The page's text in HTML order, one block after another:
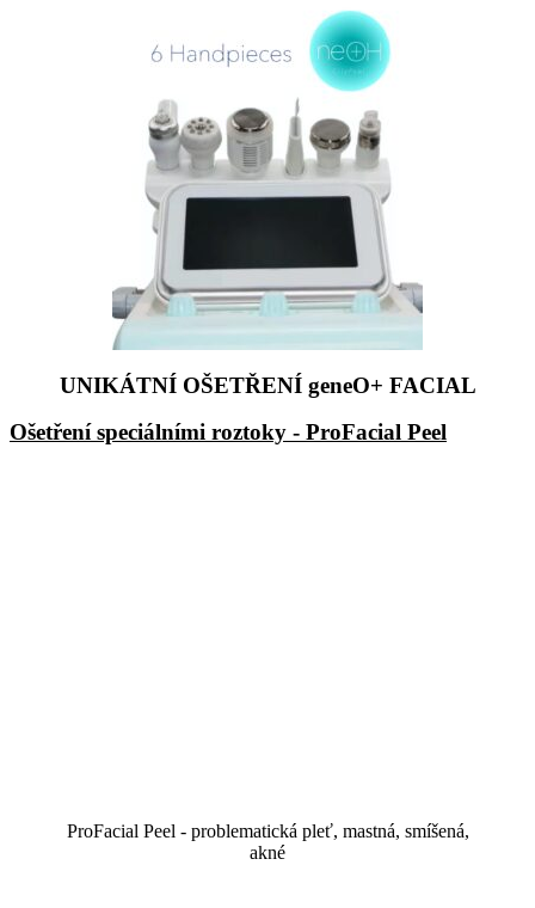
UNIKÁTNÍ OŠETŘENÍ geneO+ FACIAL
Ošetření speciálními roztoky - ProFacial Peel
ProFacial Peel - problematická pleť, mastná, smíšená,
akné